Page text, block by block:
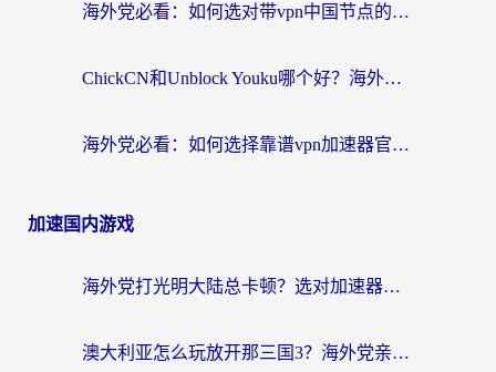
海外党必看：如何选对带vpn中国节点的加速器？无缝访问国内资源全攻略
ChickCN和Unblock Youku哪个好？海外党亲测4款热门回国加速器，附避坑指南
海外党必看：如何选择靠谱vpn加速器官网？轻松解决国内APP地区限制
加速国内游戏
海外党打光明大陆总卡顿？选对加速器才是关键！（附亲测好用的推荐）
澳大利亚怎么玩放开那三国3？海外党亲测有效的国服游戏加速指南